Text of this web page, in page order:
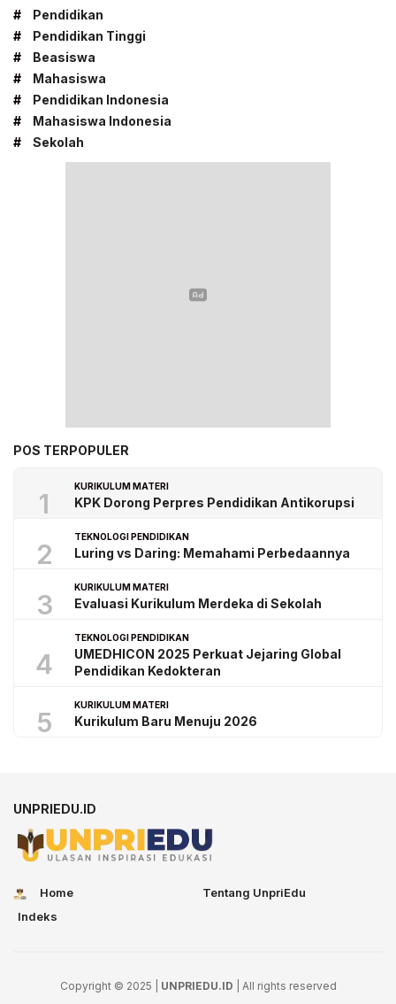
#
Pendidikan
#
Pendidikan Tinggi
#
Beasiswa
#
Mahasiswa
#
Pendidikan Indonesia
#
Mahasiswa Indonesia
#
Sekolah
POS TERPOPULER
1
KURIKULUM MATERI
KPK Dorong Perpres Pendidikan Antikorupsi
2
TEKNOLOGI PENDIDIKAN
Luring vs Daring: Memahami Perbedaannya
3
KURIKULUM MATERI
Evaluasi Kurikulum Merdeka di Sekolah
4
TEKNOLOGI PENDIDIKAN
UMEDHICON 2025 Perkuat Jejaring Global
Pendidikan Kedokteran
5
KURIKULUM MATERI
Kurikulum Baru Menuju 2026
UNPRIEDU.ID
Home
Tentang UnpriEdu
Indeks
Copyright © 2025 | UNPRIEDU.ID | All rights reserved